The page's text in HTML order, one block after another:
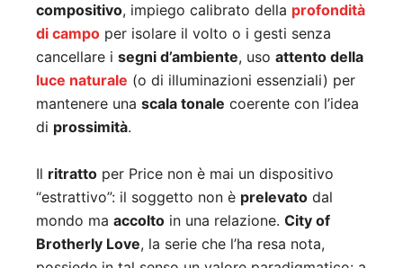
compositivo, impiego calibrato della profondità
di campo per isolare il volto o i gesti senza
cancellare i segni d’ambiente, uso attento della
luce naturale (o di illuminazioni essenziali) per
mantenere una scala tonale coerente con l’idea
di prossimità.
Il ritratto per Price non è mai un dispositivo
“estrattivo”: il soggetto non è prelevato dal
mondo ma accolto in una relazione. City of
Brotherly Love, la serie che l’ha resa nota,